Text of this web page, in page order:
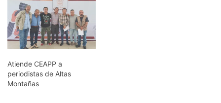
Atiende CEAPP a
periodistas de Altas
Montañas